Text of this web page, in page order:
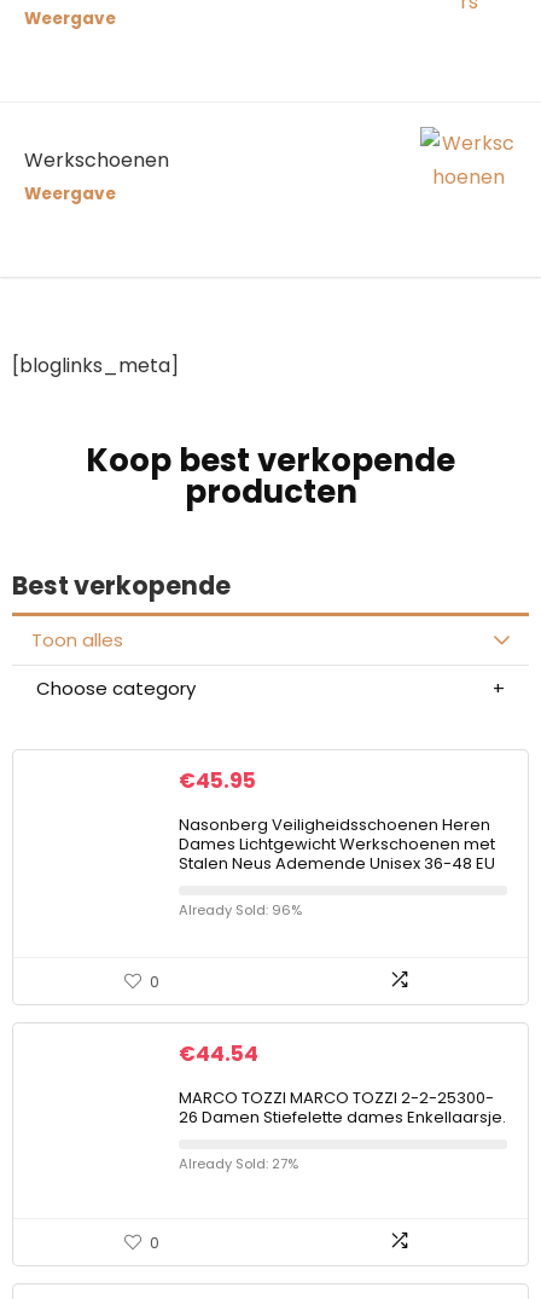
Weergave
Werkschoenen
Weergave
[bloglinks_meta]
Koop best verkopende
producten
Best verkopende
Toon alles
Choose category
€45.95
Nasonberg Veiligheidsschoenen Heren
Dames Lichtgewicht Werkschoenen met
Stalen Neus Ademende Unisex 36-48 EU
Already Sold: 96%
0
€44.54
MARCO TOZZI MARCO TOZZI 2-2-25300-
26 Damen Stiefelette dames Enkellaarsje.
Already Sold: 27%
0